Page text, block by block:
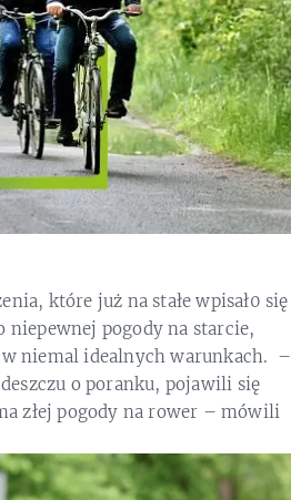
które już na stałe wpisał0 się
pogody na starcie,
niemal idealnych warunkach. –
o poranku, pojawili się
złej pogody na rower – mówili